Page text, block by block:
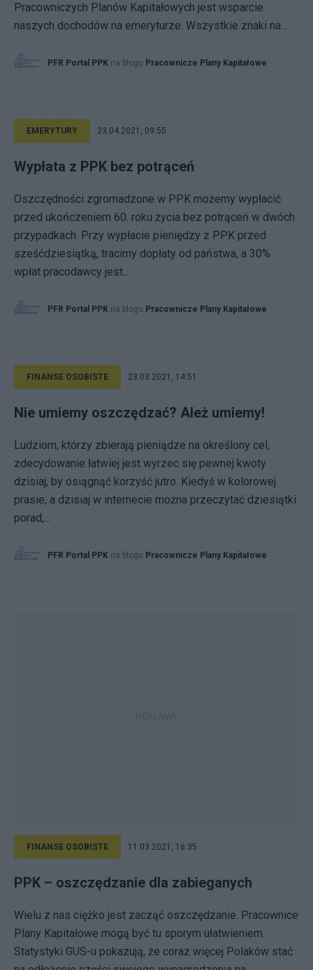
Pracowniczych Planów Kapitałowych jest wsparcie
naszych dochodów na emeryturze. Wszystkie znaki na...
PFR Portal PPK na blogu Pracownicze Plany Kapitałowe
EMERYTURY 23.04.2021, 09:55
Wypłata z PPK bez potrąceń
Oszczędności zgromadzone w PPK możemy wypłacić
przed ukończeniem 60. roku życia bez potrąceń w dwóch
przypadkach. Przy wypłacie pieniędzy z PPK przed
sześćdziesiątką, tracimy dopłaty od państwa, a 30%
wpłat pracodawcy jest...
PFR Portal PPK na blogu Pracownicze Plany Kapitałowe
FINANSE OSOBISTE 23.03.2021, 14:51
Nie umiemy oszczędzać? Ależ umiemy!
Ludziom, którzy zbierają pieniądze na określony cel,
zdecydowanie łatwiej jest wyrzec się pewnej kwoty
dzisiaj, by osiągnąć korzyść jutro. Kiedyś w kolorowej
prasie, a dzisiaj w internecie można przeczytać dziesiątki
porad,...
PFR Portal PPK na blogu Pracownicze Plany Kapitałowe
FINANSE OSOBISTE 11.03.2021, 16:35
PPK – oszczędzanie dla zabieganych
Wielu z nas ciężko jest zacząć oszczędzanie. Pracownice
Plany Kapitałowe mogą być tu sporym ułatwieniem.
Statystyki GUS-u pokazują, że coraz więcej Polaków stać